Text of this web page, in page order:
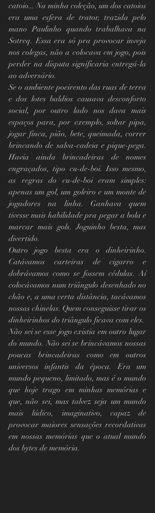
catoio... Na minha coleção, um dos catoios
era uma esfera de trator, trazida pelo
mano Paulinho quando trabalhava na
Sotreq. Essa era só pra provocar inveja
nos colegas, não a colocava em jogo, pois
perder na disputa significaria entregá-la
ao adversário.
Se o ambiente poeirento das ruas de terra
e dos lotes baldios causava desconforto
social, por outro lado nos dava mais
espaços para, por exemplo, soltar pipa,
jogar finca, pião, bete, queimada, correr
brincando de salva-cadeia e pique-pega.
Havia ainda brincadeiras de nomes
engraçados, tipo cu-de-boi. Isso mesmo,
as regras do cu-de-boi eram simples:
apenas um gol, um goleiro e um monte de
jogadores na linha. Ganhava quem
tivesse mais habilidade pra pegar a bola e
marcar mais gols. Joguinho besta, mas
divertido.
Outro jogo besta era o dinheirinho.
Catávamos carteiras de cigarro e
dobrávamos como se fossem cédulas. Aí
colocávamos num triângulo desenhado no
chão e, a uma certa distância, tacávamos
nossas chinelas. Quem conseguisse tirar os
dinheirinhos do triângulo ficava com eles.
Não sei se esse jogo existia em outro lugar
do mundo. Não sei se brincávamos nossas
poucas brincadeiras como em outros
universos infantis da época. Era um
mundo pequeno, limitado, mas é o mundo
que hoje trago em minhas memórias e
que, não sei, mas talvez seja um mundo
mais lúdico, imaginativo, capaz de
provocar maiores sensações recordativas
em nossas memórias que o atual mundo
dos bytes de memória.